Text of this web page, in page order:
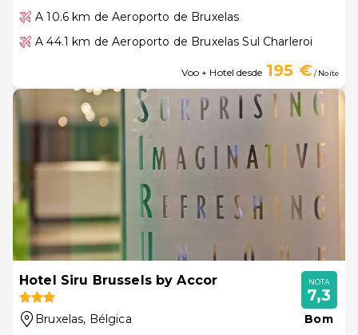
A 10.6 km de Aeroporto de Bruxelas
A 44.1 km de Aeroporto de Bruxelas Sul Charleroi
Voo + Hotel desde 195 €/ Noite
Hotel Siru Brussels by Accor
Bruxelas, Bélgica
NOTA
7,3
Bom